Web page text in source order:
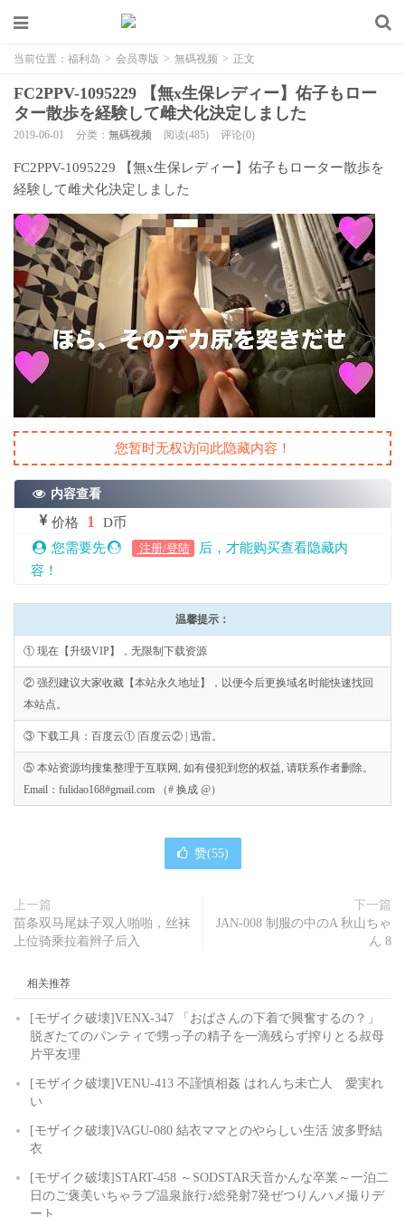
当前位置： 福利岛 > 会员專版 > 無碼视频 > 正文
FC2PPV-1095229 【無x生保レディー】佑子もロー
ター散歩を経験して雌犬化決定しました
2019-06-01 分类： 無碼视频 阅读(485) 评论(0)
FC2PPV-1095229 【無x生保レディー】佑子もローター散歩を
経験して雌犬化決定しました
您暂时无权访问此隐藏内容！
内容查看
价格 1
D币
您需要先
注册/登陆
后，才能购买查看隐藏内
容！
温馨提示：
① 现在【升级VIP】，无限制下载资源
② 强烈建议大家收藏【本站永久地址】，以便今后更换域名时能快速找回
本站点。
③ 下载工具：百度云① |百度云② | 迅雷。
⑤ 本站资源均搜集整理于互联网, 如有侵犯到您的权益, 请联系作者删除。
Email：fulidao168#gmail.com （# 换成 @）
赞(55)
上一篇
苗条双马尾妹子双人啪啪，丝袜
上位骑乘拉着辫子后入
下一篇
JAN-008 制服の中のA 秋山ちゃ
ん 8
相关推荐
[モザイク破壊]VENX-347 「おばさんの下着で興奮するの？」
脱ぎたてのパンティで甥っ子の精子を一滴残らず搾りとる叔母
片平友理
[モザイク破壊]VENU-413 不謹慎相姦 はれんち未亡人 愛実れ
い
[モザイク破壊]VAGU-080 結衣ママとのやらしい生活 波多野結
衣
[モザイク破壊]START-458 ～SODSTAR天音かんな卒業～一泊二
日のご褒美いちゃラブ温泉旅行♪総発射7発ぜつりんハメ撮りデ
ート